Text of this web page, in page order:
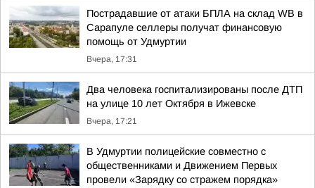
Пострадавшие от атаки БПЛА на склад WB в
Сарапуле селлеры получат финансовую
помощь от Удмуртии
Вчера, 17:31
Два человека госпитализированы после ДТП
на улице 10 лет Октября в Ижевске
Вчера, 17:21
В Удмуртии полицейские совместно с
общественниками и Движением Первых
провели «Зарядку со стражем порядка»